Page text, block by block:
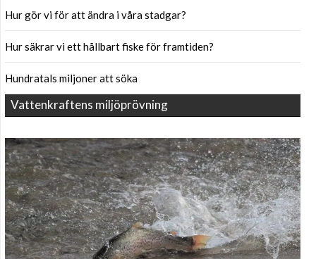
Hur gör vi för att ändra i våra stadgar?
Hur säkrar vi ett hållbart fiske för framtiden?
Hundratals miljoner att söka
Vattenkraftens miljöprövning